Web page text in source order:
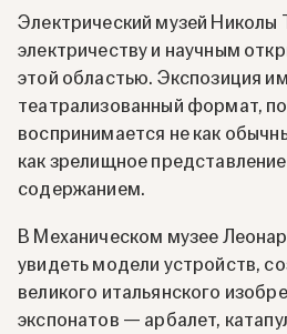
Электрический музей Николы
электричеству и научным
этой областью. Экспозиция
театрализованный формат,
воспринимается не как
как зрелищное
содержанием.
В Механическом музее
увидеть модели устройств,
великого итальянского
экспонатов — арбалет,